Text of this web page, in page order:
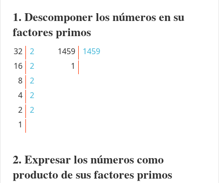
1. Descomponer los números en su
factores primos
32
2
16
2
8
2
4
2
2
2
1
1459
1459
1
2. Expresar los números como
producto de sus factores primos